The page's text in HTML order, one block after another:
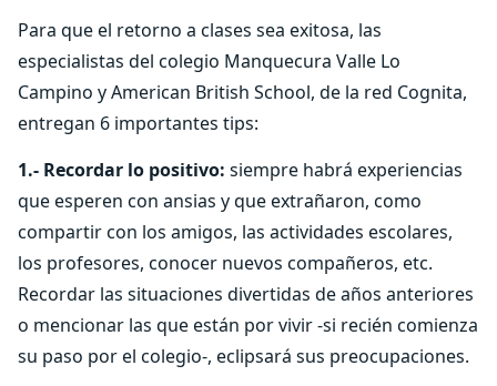
Para que el retorno a clases sea exitosa, las
especialistas del colegio Manquecura Valle Lo
Campino y American British School, de la red Cognita,
entregan 6 importantes tips:
1.- Recordar lo positivo: siempre habrá experiencias
que esperen con ansias y que extrañaron, como
compartir con los amigos, las actividades escolares,
los profesores, conocer nuevos compañeros, etc.
Recordar las situaciones divertidas de años anteriores
o mencionar las que están por vivir -si recién comienza
su paso por el colegio-, eclipsará sus preocupaciones.